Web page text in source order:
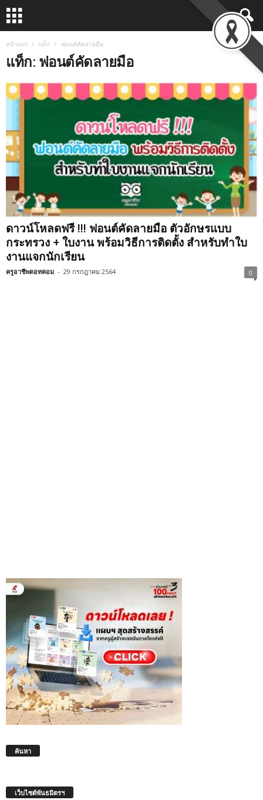
หน้าแรก แท็ก ฟอนต์คัดลายมือ
แท็ก: ฟอนต์คัดลายมือ
ดาวน์โหลดฟรี !!! ฟอนต์คัดลายมือ ตัวอักษรแบบ
กระทรวง + ใบงาน พร้อมวิธีการติดตั้ง สำหรับทำใบ
งานแจกนักเรียน
ครูอาชีพดอทคอม - 29 กรกฎาคม 2564 0
ค้นหา
เว็บไซต์พันธมิตรฯ